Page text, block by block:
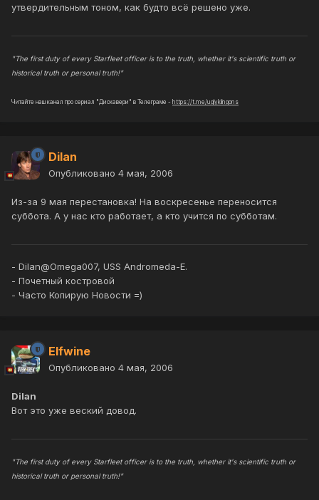
утвердительным тоном, как будто всё решено уже.
"The first duty of every Starfleet officer is to the truth, whether it's scientific truth or
historical truth or personal truth!"
Читайте наш канал про сериал "Дискавери" в Телеграме - https://t.me/uglyklingons
Dilan
Опубликовано 4 мая, 2006
Из-за 9 мая перестановка! На воскресенье переносится
суббота. А у нас кто работает, а кто учится по субботам.
- Dilan@Omega007, USS Andromeda-E.
- Почетный костровой
- Часто Копирую Новости =)
Elfwine
Опубликовано 4 мая, 2006
Dilan
Вот это уже веский довод.
"The first duty of every Starfleet officer is to the truth, whether it's scientific truth or
historical truth or personal truth!"